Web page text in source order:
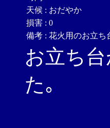
天候 : おだやか
損害 : 0
備考 : 花火用のお立ち
お立ち
た｡